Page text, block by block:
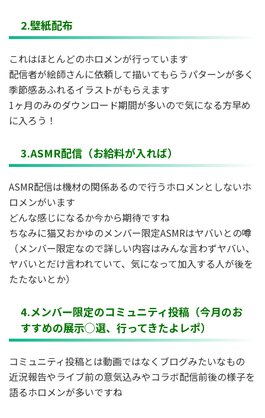
2.壁紙配布
これはほとんどのホロメンが行っています
配信者が絵師さんに依頼して描いてもらうパターンが多く
季節感あふれるイラストがもらえます
1ヶ月のみのダウンロード期間が多いので気になる方早め
に入ろう！
3.ASMR配信（お給料が入れば）
ASMR配信は機材の関係あるので行うホロメンとしないホ
ロメンがいます
どんな感じになるか今から期待ですね
ちなみに猫又おかゆのメンバー限定ASMRはヤバいとの噂
（メンバー限定なので詳しい内容はみんな言わずヤバい、
ヤバいとだけ言われていて、気になって加入する人が後を
たたないとか）
4.メンバー限定のコミュニティ投稿（今月のお
すすめの展示◯選、行ってきたよレポ）
コミュニティ投稿とは動画ではなくブログみたいなもの
近況報告やライブ前の意気込みやコラボ配信前後の様子を
語るホロメンが多いですね